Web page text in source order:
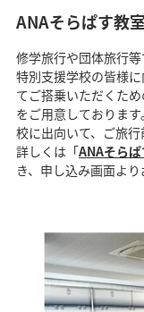
ANAそらぱす教
修学旅行や団体旅行
特別支援学校の皆様
てご搭乗いただくた
をご用意しておりま
校に出向いて、ご旅行
詳しくは「ANAそらぱ
き、申し込み画面より